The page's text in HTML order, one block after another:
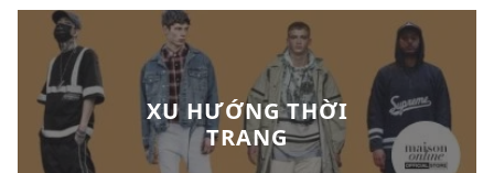
XU HƯỚNG THỜI
TRANG